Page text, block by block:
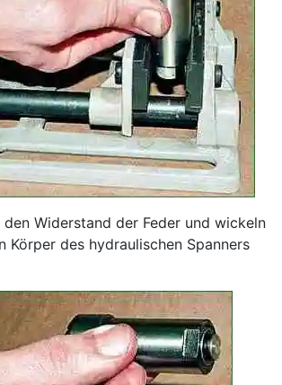
Widerstand der Feder und wickeln
Körper des hydraulischen Spanners